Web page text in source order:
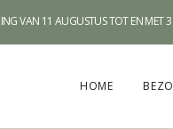
HOME
VAN 11 AUGUSTUS TOT EN MET